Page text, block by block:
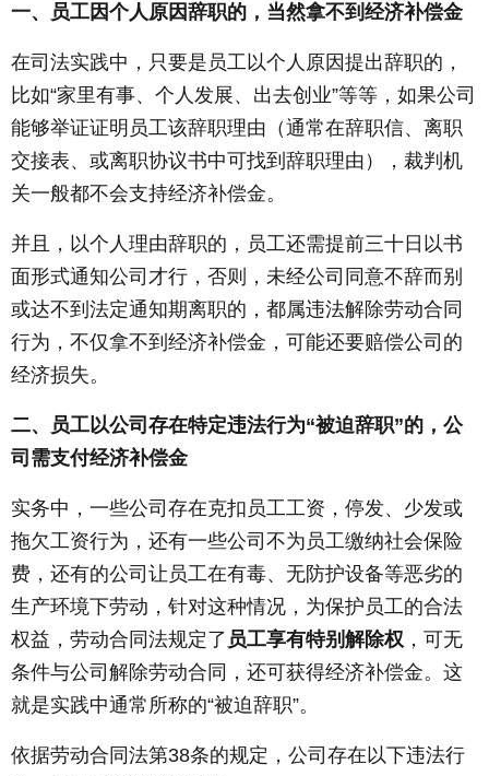
一、员工因个人原因辞职的，当然拿不到经济补偿金
在司法实践中，只要是员工以个人原因提出辞职的，
比如“家里有事、个人发展、出去创业”等等，如果公司
能够举证证明员工该辞职理由（通常在辞职信、离职
交接表、或离职协议书中可找到辞职理由），裁判机
关一般都不会支持经济补偿金。
并且，以个人理由辞职的，员工还需提前三十日以书
面形式通知公司才行，否则，未经公司同意不辞而别
或达不到法定通知期离职的，都属违法解除劳动合同
行为，不仅拿不到经济补偿金，可能还要赔偿公司的
经济损失。
二、员工以公司存在特定违法行为“被迫辞职”的，公
司需支付经济补偿金
实务中，一些公司存在克扣员工工资，停发、少发或
拖欠工资行为，还有一些公司不为员工缴纳社会保险
费，还有的公司让员工在有毒、无防护设备等恶劣的
生产环境下劳动，针对这种情况，为保护员工的合法
权益，劳动合同法规定了 员工享有特别解除权 ，可无
条件与公司解除劳动合同，还可获得经济补偿金。这
就是实践中通常所称的“被迫辞职”。
依据劳动合同法第38条的规定，公司存在以下违法行